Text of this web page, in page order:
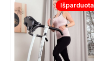
Išparduota